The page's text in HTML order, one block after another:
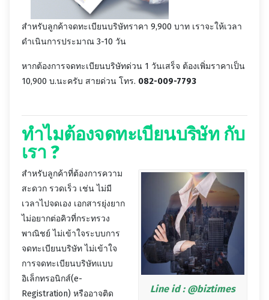
สำหรับลูกค้าจดทะเบียนบริษัทราคา 9,900 บาท เราจะให้เวลา
ดำเนินการประมาณ 3-10 วัน
หากต้องการจดทะเบียนบริษัทด่วน 1 วันเสร็จ ต้องเพิ่มราคาเป็น
10,900 บ.นะครับ สายด่วน โทร. 082-009-7793
ทำไมต้องจดทะเบียนบริษัท กับ
เรา ?
Line id : @biztimes
สำหรับลูกค้าที่ต้องการความ
สะดวก รวดเร็ว เช่น ไม่มี
เวลาไปจดเอง เอกสารยุ่งยาก
ไม่อยากต่อคิวที่กระทรวง
พาณิชย์ ไม่เข้าใจระบบการ
จดทะเบียนบริษัท ไม่เข้าใจ
การจดทะเบียนบริษัทแบบ
อิเล็กทรอนิกส์(e-
Registration) หรืออาจติด